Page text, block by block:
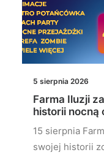
5 sierpnia 2026
Farma Iluzji
historii nocną
15 sierpnia
swojej historii